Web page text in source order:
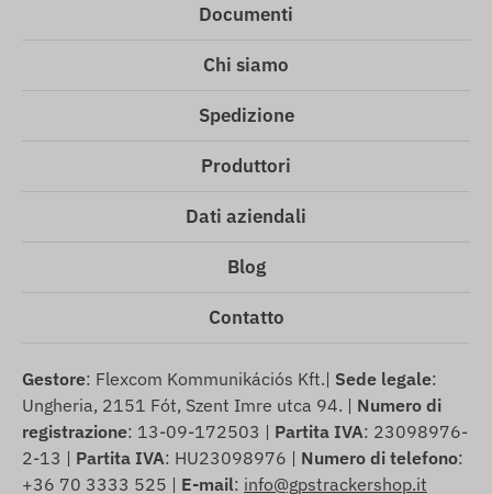
Documenti
Chi siamo
Spedizione
Produttori
Dati aziendali
Blog
Contatto
Gestore: Flexcom Kommunikációs Kft.| Sede legale:
Ungheria, 2151 Fót, Szent Imre utca 94. | Numero di
registrazione: 13-09-172503 | Partita IVA: 23098976-
2-13 | Partita IVA: HU23098976 | Numero di telefono:
+36 70 3333 525 | E-mail: info@gpstrackershop.it